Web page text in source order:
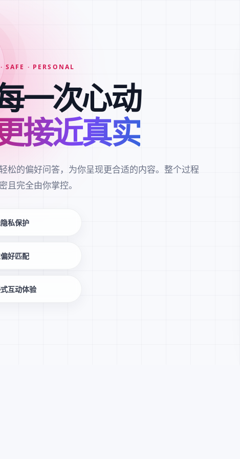
SAFE · PERSONAL
一次心动
接近真实
松的偏好问答，为你呈现更合适的内容。整个过程
且完全由你掌控。
私保护
好匹配
互动体验